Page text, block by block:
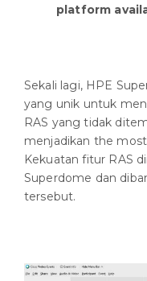
platform
Sekali lagi, HPE
yang unik untuk
RAS yang tidak
menjadikan the
Kekuatan fitur RAS
Superdome dan
tersebut.